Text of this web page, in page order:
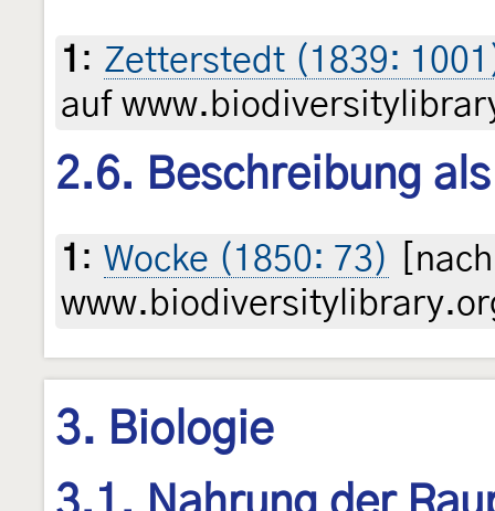
1 : Zetterstedt (1839:
auf
2.6. Beschreibung
1 : Wocke (1850: 73)
3. Biologie